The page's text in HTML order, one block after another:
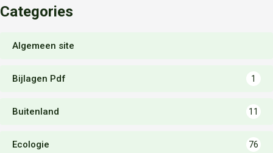
Categories
Algemeen site
Bijlagen Pdf 1
Buitenland 11
Ecologie 76